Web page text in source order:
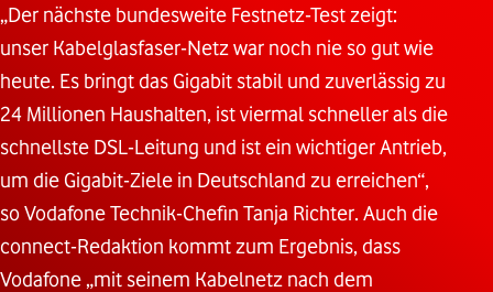
„Der nächste bundesweite Festnetz-Test zeigt:
unser Kabelglasfaser-Netz war noch nie so gut wie
heute. Es bringt das Gigabit stabil und zuverlässig zu
24 Millionen Haushalten, ist viermal schneller als die
schnellste DSL-Leitung und ist ein wichtiger Antrieb,
um die Gigabit-Ziele in Deutschland zu erreichen“,
so Vodafone Technik-Chefin Tanja Richter. Auch die
connect-Redaktion kommt zum Ergebnis, dass
Vodafone „mit seinem Kabelnetz nach dem